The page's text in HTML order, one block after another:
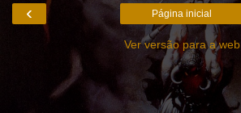
‹ Página inicial
Ver versão para a web